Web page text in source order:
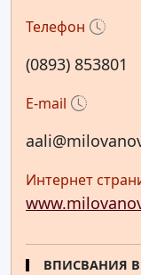
Телефон
(0893) 853801
E-mail
Интернет
ВПИСВАНИЯ В